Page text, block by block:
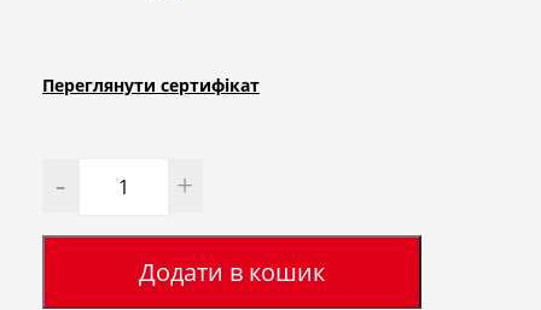
Переглянути сертифiкат
Додати в кошик